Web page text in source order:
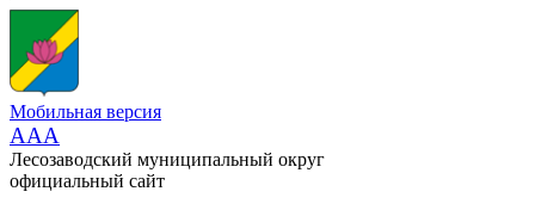
Мобильная версия
AAA
Лесозаводский муниципальный округ
официальный сайт